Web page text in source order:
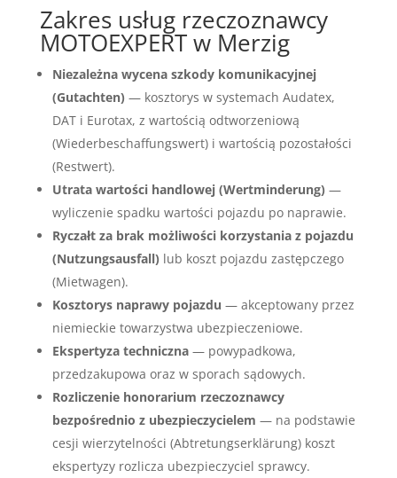
Zakres usług rzeczoznawcy
MOTOEXPERT w Merzig
Niezależna wycena szkody komunikacyjnej
(Gutachten) — kosztorys w systemach Audatex,
DAT i Eurotax, z wartością odtworzeniową
(Wiederbeschaffungswert) i wartością pozostałości
(Restwert).
Utrata wartości handlowej (Wertminderung) —
wyliczenie spadku wartości pojazdu po naprawie.
Ryczałt za brak możliwości korzystania z pojazdu
(Nutzungsausfall) lub koszt pojazdu zastępczego
(Mietwagen).
Kosztorys naprawy pojazdu — akceptowany przez
niemieckie towarzystwa ubezpieczeniowe.
Ekspertyza techniczna— powypadkowa,
przedzakupowa oraz w sporach sądowych.
Rozliczenie honorarium rzeczoznawcy
bezpośrednio z ubezpieczycielem — na podstawie
cesji wierzytelności (Abtretungserklärung) koszt
ekspertyzy rozlicza ubezpieczyciel sprawcy.